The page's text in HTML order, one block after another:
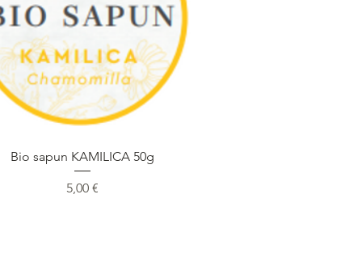
Быстрый просмотр
Bio sapun KAMILICA 50g
Цена
5,00 €